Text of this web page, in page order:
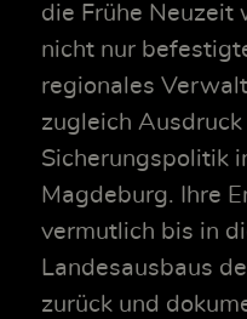
die Frühe Neuzeit
nicht nur
regionales
zugleich
Sicherungspolitik
Magdeburg. Ihre
vermutlich bis in
Landesausbaus
zurück und